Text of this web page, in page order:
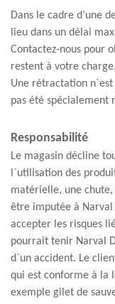
Dans le cadre d’une
lieu dans un délai
Contactez-nous pour
restent à votre charge.
Une rétractation
pas été spécialement
Responsabilité
Le magasin décline
l`utilisation des
matérielle, une
être imputée à
accepter les risques
pourrait tenir Narval
d`un accident. Le
qui est conforme à la
exemple gilet de